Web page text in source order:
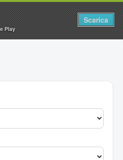
Play
Scarica